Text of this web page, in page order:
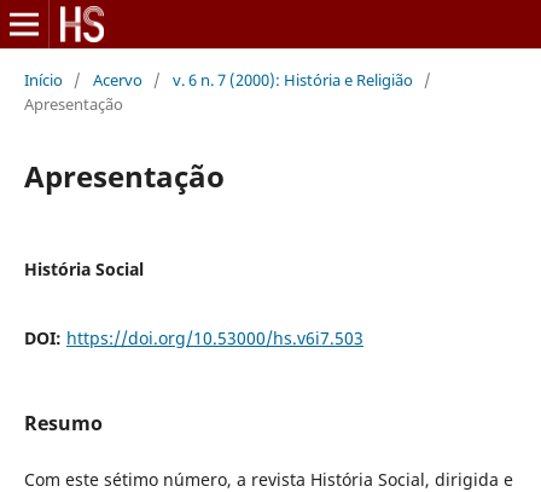
Início / Acervo / v. 6 n. 7 (2000): História e Religião /
Apresentação
Apresentação
História Social
DOI: https://doi.org/10.53000/hs.v6i7.503
Resumo
Com este sétimo número, a revista História Social, dirigida e